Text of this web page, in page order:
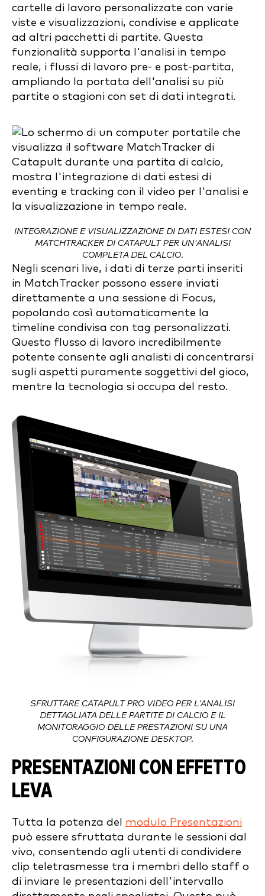
cartelle di lavoro personalizzate con varie
viste e visualizzazioni, condivise e applicate
ad altri pacchetti di partite. Questa
funzionalità supporta l'analisi in tempo
reale, i flussi di lavoro pre- e post-partita,
ampliando la portata dell'analisi su più
partite o stagioni con set di dati integrati.
INTEGRAZIONE E VISUALIZZAZIONE DI DATI ESTESI CON
MATCHTRACKER DI CATAPULT PER UN'ANALISI
COMPLETA DEL CALCIO.
Negli scenari live, i dati di terze parti inseriti
in MatchTracker possono essere inviati
direttamente a una sessione di Focus,
popolando così automaticamente la
timeline condivisa con tag personalizzati.
Questo flusso di lavoro incredibilmente
potente consente agli analisti di concentrarsi
sugli aspetti puramente soggettivi del gioco,
mentre la tecnologia si occupa del resto.
SFRUTTARE CATAPULT PRO VIDEO PER L'ANALISI
DETTAGLIATA DELLE PARTITE DI CALCIO E IL
MONITORAGGIO DELLE PRESTAZIONI SU UNA
CONFIGURAZIONE DESKTOP.
PRESENTAZIONI CON EFFETTO
LEVA
Tutta la potenza del modulo Presentazioni
può essere sfruttata durante le sessioni dal
vivo, consentendo agli utenti di condividere
clip teletrasmesse tra i membri dello staff o
di inviare le presentazioni dell'intervallo